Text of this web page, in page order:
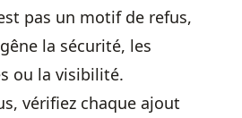
pas un motif de refus,
la sécurité, les
ou la visibilité.
vérifiez chaque ajout